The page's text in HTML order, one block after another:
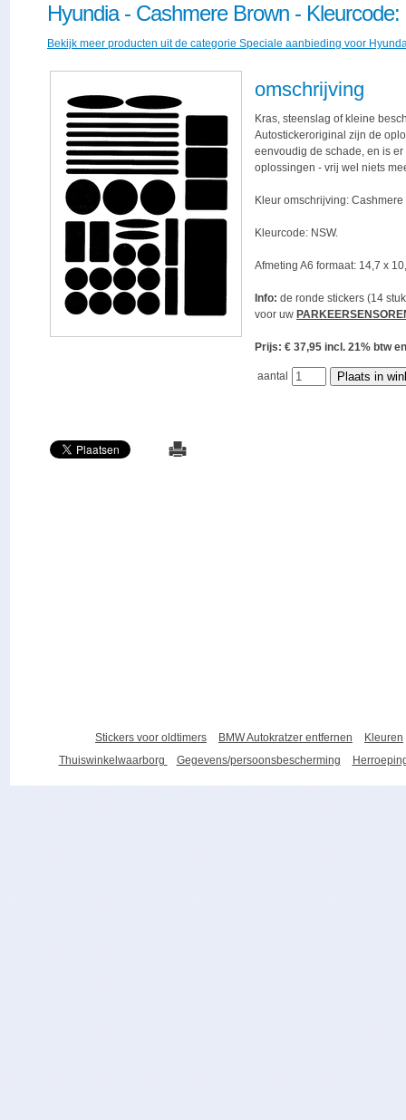
Hyundia - Cashmere Brown -
Bekijk meer producten uit de categorie Speciale aanbieding voor
omschrijving
Kras, steenslag of kleine
Autostickeroriginal zijn de
eenvoudig de schade, en is
oplossingen - vrij wel niets
Kleur omschrijving: Cashmere
Kleurcode: NSW.
Afmeting A6 formaat: 14,7 x
Info: de ronde stickers (14
voor uw
Prijs: € 37,95 incl. 21% btw
aantal
Stickers voor oldtimers BMW Autokratzer entfernen
Kleuren
Thuiswinkelwaarborg
Gegevens/persoonsbescherming